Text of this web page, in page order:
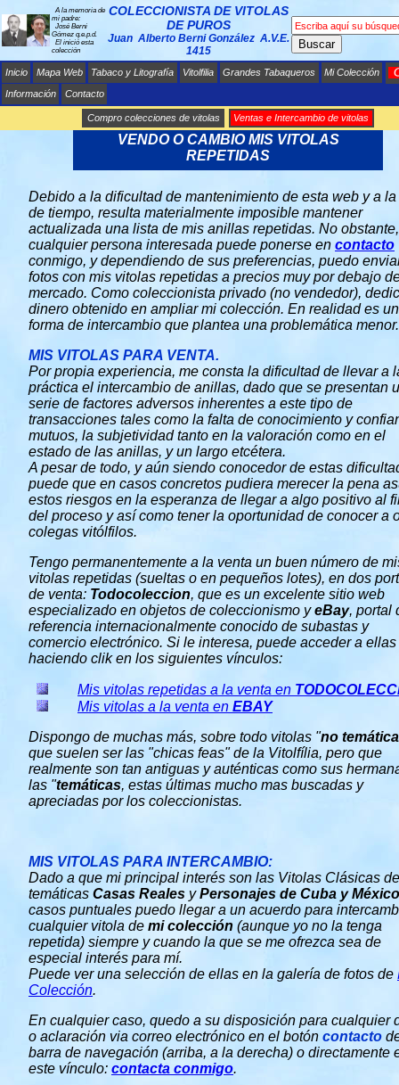
A la memoria de
mi padre:
José Berni
Gómez q.e.p.d.
El inició esta
colección
COLECCIONISTA DE VITOLAS
DE PUROS
Juan Alberto Berni González A.V.E.
1415
Buscar
Inicio Mapa Web Tabaco y Litografía Vitolfilia Grandes Tabaqueros Mi Colección
Información Contacto
Compro colecciones de vitolas Ventas e Intercambio de vitolas
VENDO O CAMBIO MIS VITOLAS
REPETIDAS
Debido a la dificultad de mantenimiento de esta web y a la
de tiempo, resulta materialmente imposible mantener
actualizada una lista de mis anillas repetidas. No obstante,
cualquier persona interesada puede ponerse en contacto
conmigo, y dependiendo de sus preferencias, puedo
fotos con mis vitolas repetidas a precios muy por debajo
mercado. Como coleccionista privado (no vendedor),
dinero obtenido en ampliar mi colección. En realidad es
forma de intercambio que plantea una problemática menor.
MIS VITOLAS PARA VENTA.
Por propia experiencia, me consta la dificultad de llevar a
práctica el intercambio de anillas, dado que se presentan
serie de factores adversos inherentes a este tipo de
transacciones tales como la falta de conocimiento y
mutuos, la subjetividad tanto en la valoración como en el
estado de las anillas, y un largo etcétera.
A pesar de todo, y aún siendo conocedor de estas
puede que en casos concretos pudiera merecer la pena
estos riesgos en la esperanza de llegar a algo positivo al
del proceso y así como tener la oportunidad de conocer a
colegas vitólfilos.
Tengo permanentemente a la venta un buen número de
vitolas repetidas (sueltas o en pequeños lotes), en dos
de venta: Todocoleccion, que es un excelente sitio web
especializado en objetos de coleccionismo yeBay, portal
referencia internacionalmente conocido de subastas y
comercio electrónico. Si le interesa, puede acceder a ellas
haciendo clik en los siguientes vínculos:
Mis vitolas repetidas a la venta en
Mis vitolas a la venta en EBAY
Dispongo de muchas más, sobre todo vitolas "no
que suelen ser las "chicas feas" de la Vitolfília, pero que
realmente son tan antiguas y auténticas como sus
las "temáticas, estas últimas mucho mas buscadas y
apreciadas por los coleccionistas.
MIS VITOLAS PARA INTERCAMBIO:
Dado a que mi principal interés son las Vitolas Clásicas
temáticas Casas Reales yPersonajes de Cuba y México
casos puntuales puedo llegar a un acuerdo para
cualquier vitola de mi colección (aunque yo no la tenga
repetida) siempre y cuando la que se me ofrezca sea de
especial interés para mí.
Puede ver una selección de ellas en la galería de fotos de
Colección.
En cualquier caso, quedo a su disposición para cualquier
o aclaración via correo electrónico en el botón contacto
barra de navegación (arriba, a la derecha) o directamente
este vínculo: contacta conmigo.